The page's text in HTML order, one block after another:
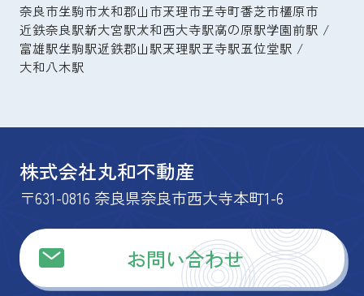
奈良市生駒市大和郡山市天理市王寺町香芝市橿原市
近鉄奈良駅新大宮駅大和西大寺駅高の原駅学園前駅
富雄駅生駒駅近鉄郡山駅天理駅王寺駅五位堂駅
大和八木駅
株式会社丸和不動産
〒631-0816 奈良県奈良市西大寺本町1-6
お問い合わせ